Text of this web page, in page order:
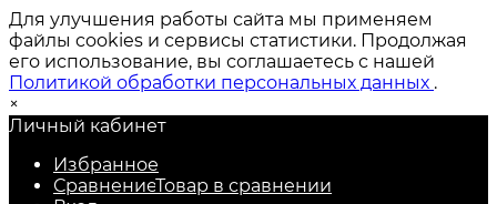
Для улучшения работы сайта мы применяем
файлы cookies и сервисы статистики. Продолжая
его использование, вы соглашаетесь с нашей
Политикой обработки персональных данных .
×
Личный кабинет
Избранное
СравнениеТовар в сравнении